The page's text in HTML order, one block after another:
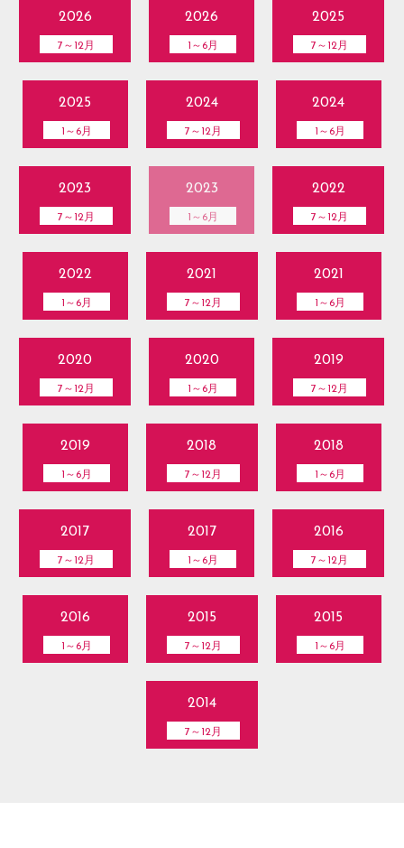
2026
7～12月
2026
1～6月
2025
7～12月
2025
1～6月
2024
7～12月
2024
1～6月
2023
7～12月
2023
1～6月
2022
7～12月
2022
1～6月
2021
7～12月
2021
1～6月
2020
7～12月
2020
1～6月
2019
7～12月
2019
1～6月
2018
7～12月
2018
1～6月
2017
7～12月
2017
1～6月
2016
7～12月
2016
1～6月
2015
7～12月
2015
1～6月
2014
7～12月